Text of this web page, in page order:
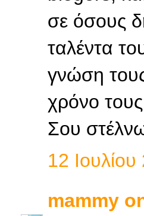
σε όσους
ταλέντα
γνώση
χρόνο
Σου
12
mammy